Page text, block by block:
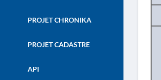
PROJET CHRONIKA
PROJET CADASTRE
API